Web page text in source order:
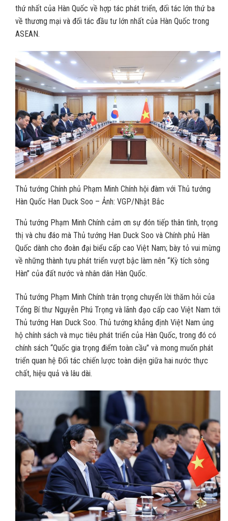
thứ nhất của Hàn Quốc về hợp tác phát triển, đối tác lớn thứ ba
về thương mại và đối tác đầu tư lớn nhất của Hàn Quốc trong
ASEAN.
Thủ tướng Chính phủ Phạm Minh Chính hội đàm với Thủ tướng
Hàn Quốc Han Duck Soo – Ảnh: VGP/Nhật Bắc
Thủ tướng Phạm Minh Chính cảm ơn sự đón tiếp thân tình, trọng
thị và chu đáo mà Thủ tướng Han Duck Soo và Chính phủ Hàn
Quốc dành cho đoàn đại biểu cấp cao Việt Nam; bày tỏ vui mừng
về những thành tựu phát triển vượt bậc làm nên “Kỳ tích sông
Hàn” của đất nước và nhân dân Hàn Quốc.
Thủ tướng Phạm Minh Chính trân trọng chuyển lời thăm hỏi của
Tổng Bí thư Nguyễn Phú Trọng và lãnh đạo cấp cao Việt Nam tới
Thủ tướng Han Duck Soo. Thủ tướng khẳng định Việt Nam ủng
hộ chính sách và mục tiêu phát triển của Hàn Quốc, trong đó có
chính sách “Quốc gia trọng điểm toàn cầu” và mong muốn phát
triển quan hệ Đối tác chiến lược toàn diện giữa hai nước thực
chất, hiệu quả và lâu dài.